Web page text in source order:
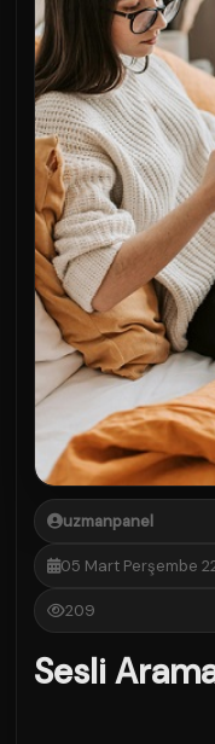
uzmanpanel
05 Mart Perşembe
209
Sesli